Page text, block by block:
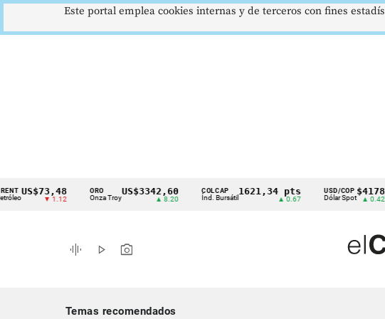
Cintillo
indicadores
económicos
▼ 1.12
ORO
Onza Troy
US$3342,60 COLCAP
Índ. Bursátil
1621,34 pts USD/COP
Dólar Spot
$4178
▲ 0.42
graphic_eq play_arrow photo_camera
Temas recomendados
Este portal emplea cookies internas y de terceros con fines